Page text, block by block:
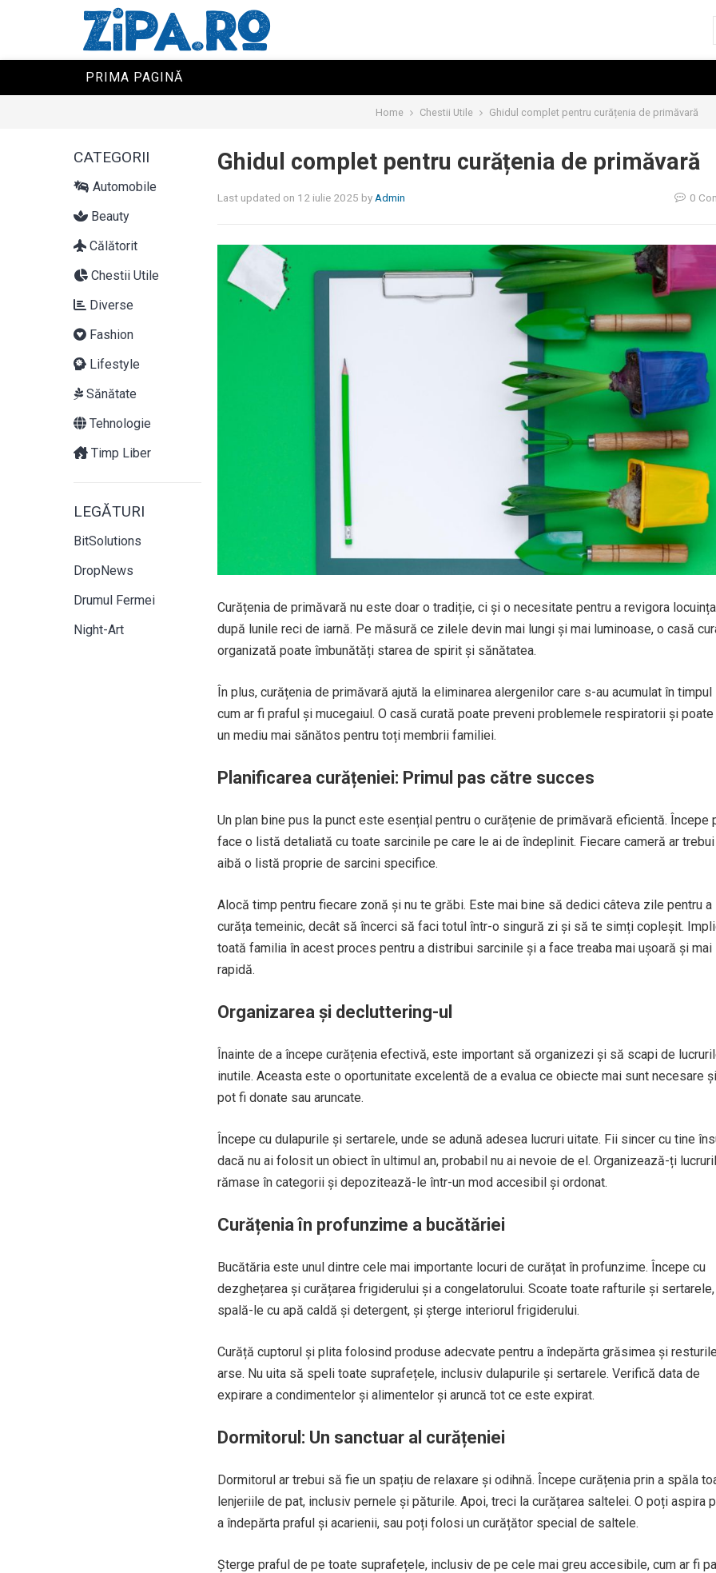
PRIMA PAGINĂ
Home Chestii Utile Ghidul complet pentru curățenia de primăvară
CATEGORII
Automobile
Beauty
Călătorit
Chestii Utile
Diverse
Fashion
Lifestyle
Sănătate
Tehnologie
Timp Liber
LEGĂTURI
BitSolutions
DropNews
Drumul Fermei
Night-Art
Ghidul complet pentru curățenia de primăvară
Last updated on 12 iulie 2025 by Admin 0
Curățenia de primăvară nu este doar o tradiție, ci și o necesitate pentru a revigora locuința
după lunile reci de iarnă. Pe măsură ce zilele devin mai lungi și mai luminoase, o casă
organizată poate îmbunătăți starea de spirit și sănătatea.
În plus, curățenia de primăvară ajută la eliminarea alergenilor care s-au acumulat în timpul
cum ar fi praful și mucegaiul. O casă curată poate preveni problemele respiratorii și poate
un mediu mai sănătos pentru toți membrii familiei.
Planificarea curățeniei: Primul pas către succes
Un plan bine pus la punct este esențial pentru o curățenie de primăvară eficientă. Începe
face o listă detaliată cu toate sarcinile pe care le ai de îndeplinit. Fiecare cameră ar
aibă o listă proprie de sarcini specifice.
Alocă timp pentru fiecare zonă și nu te grăbi. Este mai bine să dedici câteva zile pentru a
curăța temeinic, decât să încerci să faci totul într-o singură zi și să te simți copleșit.
toată familia în acest proces pentru a distribui sarcinile și a face treaba mai ușoară și mai
rapidă.
Organizarea și decluttering-ul
Înainte de a începe curățenia efectivă, este important să organizezi și să scapi de
inutile. Aceasta este o oportunitate excelentă de a evalua ce obiecte mai sunt necesare
pot fi donate sau aruncate.
Începe cu dulapurile și sertarele, unde se adună adesea lucruri uitate. Fii sincer cu tine
dacă nu ai folosit un obiect în ultimul an, probabil nu ai nevoie de el. Organizează-ți
rămase în categorii și depozitează-le într-un mod accesibil și ordonat.
Curățenia în profunzime a bucătăriei
Bucătăria este unul dintre cele mai importante locuri de curățat în profunzime. Începe cu
dezghețarea și curățarea frigiderului și a congelatorului. Scoate toate rafturile și sertarele,
spală-le cu apă caldă și detergent, și șterge interiorul frigiderului.
Curăță cuptorul și plita folosind produse adecvate pentru a îndepărta grăsimea și resturile
arse. Nu uita să speli toate suprafețele, inclusiv dulapurile și sertarele. Verifică data de
expirare a condimentelor și alimentelor și aruncă tot ce este expirat.
Dormitorul: Un sanctuar al curățeniei
Dormitorul ar trebui să fie un spațiu de relaxare și odihnă. Începe curățenia prin a spăla
lenjeriile de pat, inclusiv pernele și păturile. Apoi, treci la curățarea saltelei. O poți aspira
a îndepărta praful și acarienii, sau poți folosi un curățător special de saltele.
Șterge praful de pe toate suprafețele, inclusiv de pe cele mai greu accesibile, cum ar fi